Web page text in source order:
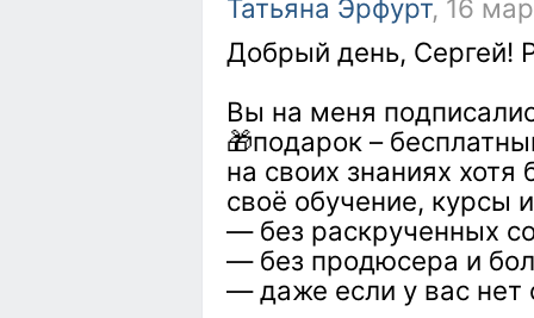
Татьяна Эрфурт, 16
Добрый день, Сергей!
Вы на меня
🎁подарок –
на своих знаниях
своё обучение, курсы
— без раскрученных
— без продюсера и
— даже если у вас нет